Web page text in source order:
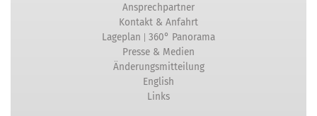
Ansprechpartner
Kontakt & Anfahrt
Lageplan | 360° Panorama
Presse & Medien
Änderungsmitteilung
English
Links